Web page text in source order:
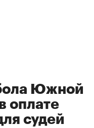
Южной
оплате
судей